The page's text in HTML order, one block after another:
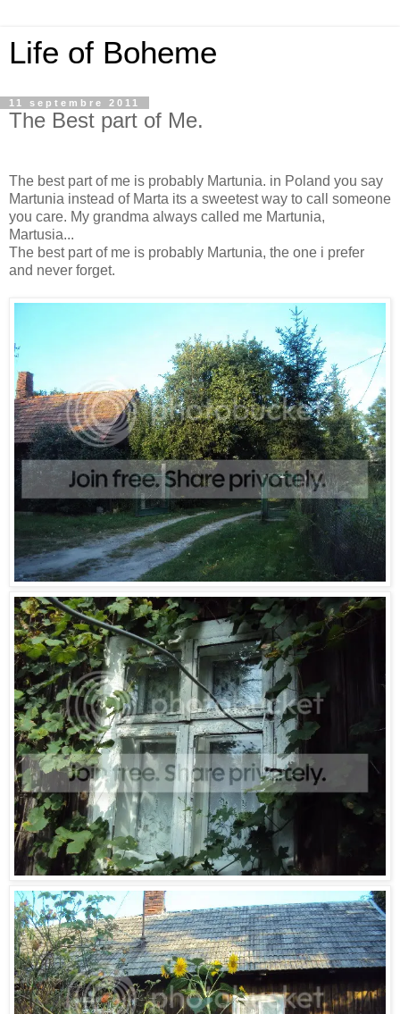
Life of Boheme
11 septembre 2011
The Best part of Me.
The best part of me is probably Martunia. in Poland you say
Martunia instead of Marta its a sweetest way to call someone
you care. My grandma always called me Martunia,
Martusia...
The best part of me is probably Martunia, the one i prefer
and never forget.